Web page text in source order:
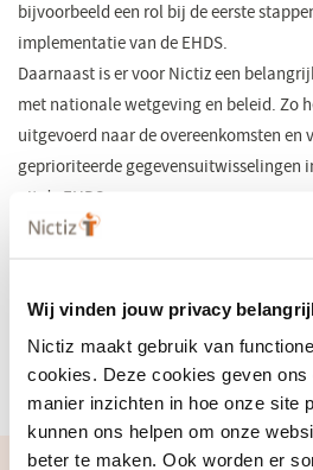
Wij vinden jouw privacy
Nictiz maakt gebruik van
cookies. Deze cookies geven ons
manier inzichten in hoe onze site
kunnen ons helpen om onze
beter te maken. Ook worden er
bijvoorbeeld een rol bij de eerste
implementatie van de EHDS.
Daarnaast is er voor Nictiz een
met nationale wetgeving en beleid. Zo
uitgevoerd naar de overeenkomsten en
geprioriteerde gegevensuitwisselingen
uit de EHDS.
Ook werkt Nictiz mee aan het project
de EHDS te ondersteunen. Om het
Nictiz daarnaast informatiesessies,
toegelicht en ruimte is voor vragen en